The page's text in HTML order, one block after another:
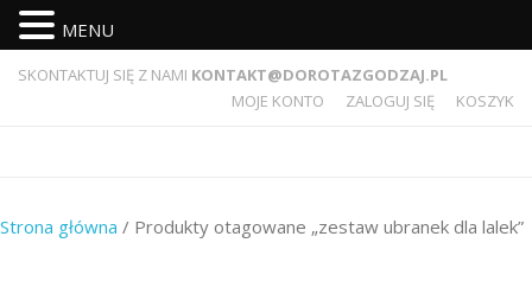
SKONTAKTUJ SIĘ Z NAMI KONTAKT@DOROTAZGODZAJ.PL
MOJE KONTO
ZALOGUJ SIĘ KOSZYK
Strona główna / Produkty otagowane „zestaw ubranek dla lalek”
MENU